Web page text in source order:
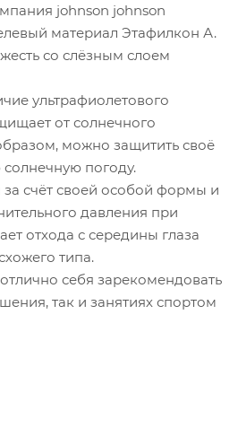
johnson johnson
материал Этафилкон А.
со слёзным слоем
ультрафиолетового
от солнечного
можно защитить своё
погоду.
счёт своей особой формы и
давления при
отхода с середины глаза
типа.
себя зарекомендовать
так и занятиях спортом